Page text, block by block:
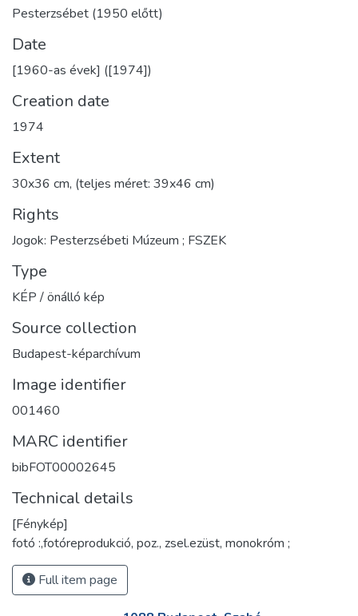
Pesterzsébet (1950 előtt)
Date
[1960-as évek] ([1974])
Creation date
1974
Extent
30x36 cm, (teljes méret: 39x46 cm)
Rights
Jogok: Pesterzsébeti Múzeum ; FSZEK
Type
KÉP / önálló kép
Source collection
Budapest-képarchívum
Image identifier
001460
MARC identifier
bibFOT00002645
Technical details
[Fénykép]
fotó :,fotóreprodukció, poz., zsel.ezüst, monokróm ;
Full item page